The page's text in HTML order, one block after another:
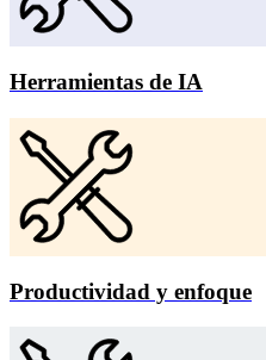
Herramientas de IA
Productividad y enfoque